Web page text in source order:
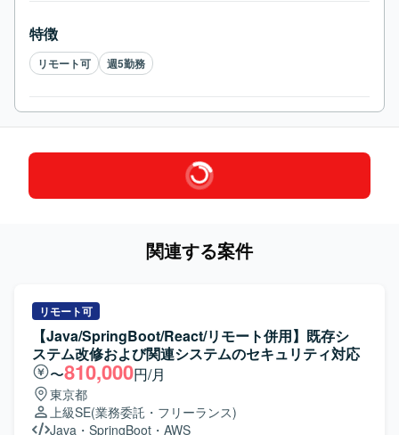
特徴
リモート可 週5勤務
関連する案件
リモート可
【Java/SpringBoot/React/リモート併用】既存シ
ステム改修および関連システムのセキュリティ対応
〜810,000円/月
東京都
上級SE(業務委託・フリーランス)
Java ・ SpringBoot ・ AWS